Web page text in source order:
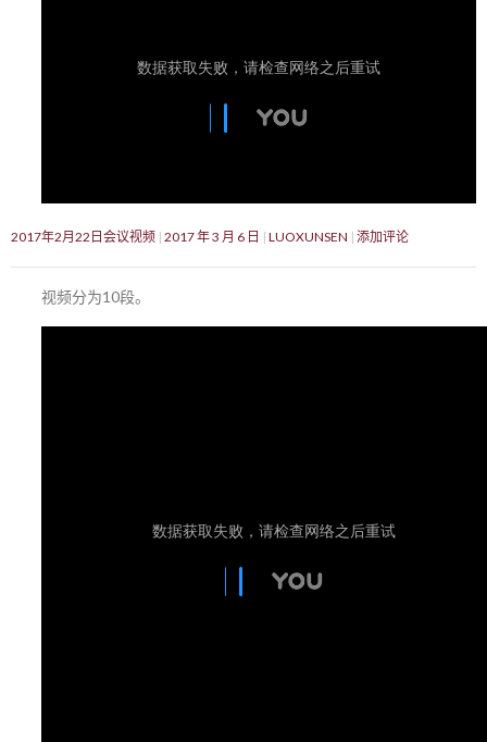
2017年2月22日会议视频 2017 年 3 月 6 日 LUOXUNSEN 添加评论
视频分为10段。